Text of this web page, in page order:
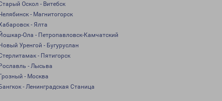
Оскол - Витебск
- Магнитогорск
- Ялта
Ола - Петропавловск-Камчатский
Уренгой - Бугуруслан
- Пятигорск
- Лысьва
- Москва
- Ленинградская Станица